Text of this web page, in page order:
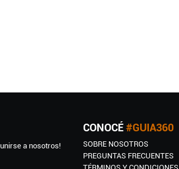
a nosotros!
CONOCÉ#GUIA360
SOBRE NOSOTROS
PREGUNTAS FRECUENTES